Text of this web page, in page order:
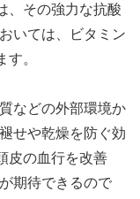
、その強力な抗酸
いては、ビタミン
。
などの外部環境か
せや乾燥を防ぐ効
皮の血行を改善
期待できるので